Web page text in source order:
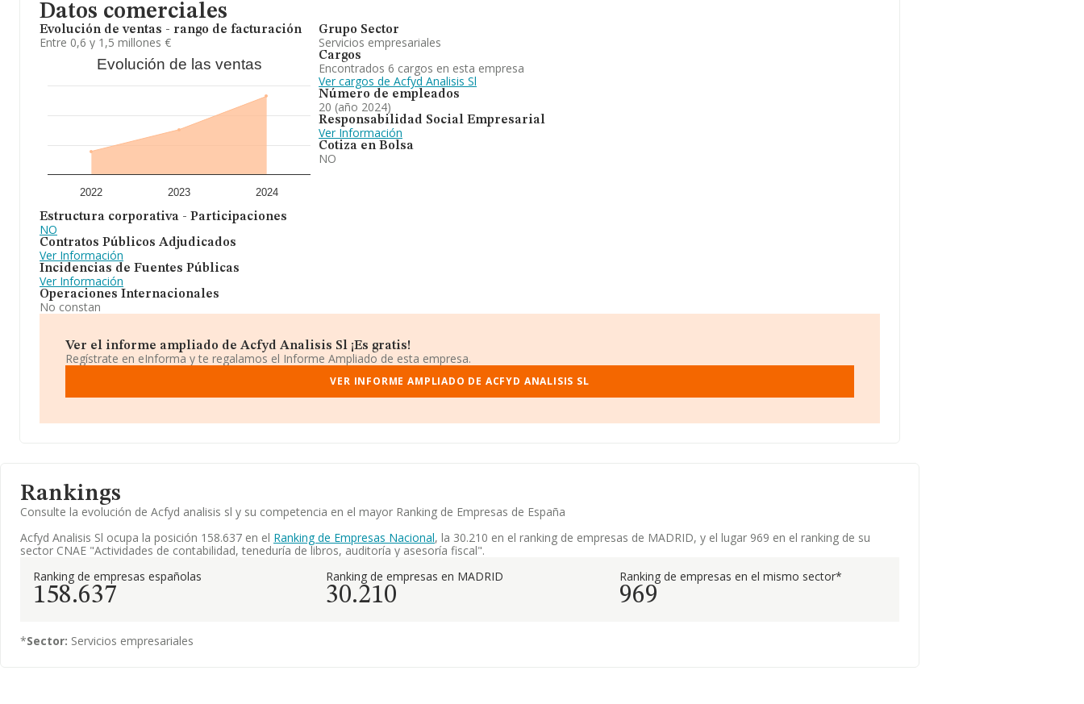
Datos comerciales
Evolución de ventas - rango de facturación
Entre 0,6 y 1,5 millones €
Evolución de las ventas
2022 2023 2024
Estructura corporativa - Participaciones
NO
Contratos Públicos Adjudicados
Ver Información
Incidencias de Fuentes Públicas
Ver Información
Operaciones Internacionales
No constan
Grupo Sector
Servicios empresariales
Cargos
Encontrados 6 cargos en esta empresa
Ver cargos de Acfyd Analisis Sl
Número de empleados
20 (año 2024)
Responsabilidad Social Empresarial
Ver Información
Cotiza en Bolsa
NO
Ver el informe ampliado de Acfyd Analisis Sl ¡Es gratis!
Regístrate en eInforma y te regalamos el Informe Ampliado de esta empresa.
VER INFORME AMPLIADO DE ACFYD ANALISIS SL
Rankings
Consulte la evolución de Acfyd analisis sl y su competencia en el mayor Ranking de Empresas de España
Acfyd Analisis Sl ocupa la posición 158.637 en el Ranking de Empresas Nacional, la 30.210 en el ranking de empresas de MADRID, y el lugar 969 en el ranking de su
sector CNAE "Actividades de contabilidad, teneduría de libros, auditoría y asesoría fiscal".
Ranking de empresas españolas
158.637
Ranking de empresas en MADRID
30.210
Ranking de empresas en el mismo sector*
969
*Sector: Servicios empresariales